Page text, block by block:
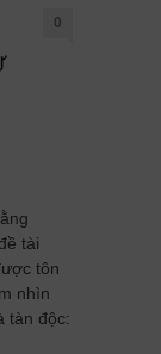
0
tài
tôn
nhìn
tàn độc: